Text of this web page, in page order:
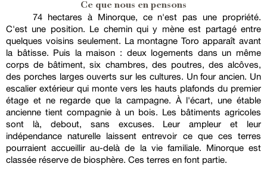
Ce que nous en pensons
74 hectares à Minorque, ce n'est pas une propriété.
C'est une position. Le chemin qui y mène est partagé entre
quelques voisins seulement. La montagne Toro apparaît avant
la bâtisse. Puis la maison : deux logements dans un même
corps de bâtiment, six chambres, des poutres, des alcôves,
des porches larges ouverts sur les cultures. Un four ancien. Un
escalier extérieur qui monte vers les hauts plafonds du premier
étage et ne regarde que la campagne. À l'écart, une étable
ancienne tient compagnie à un bois. Les bâtiments agricoles
sont là, debout, sans excuses. Leur ampleur et leur
indépendance naturelle laissent entrevoir ce que ces terres
pourraient accueillir au-delà de la vie familiale. Minorque est
classée réserve de biosphère. Ces terres en font partie.